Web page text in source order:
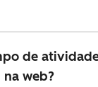
de
web?